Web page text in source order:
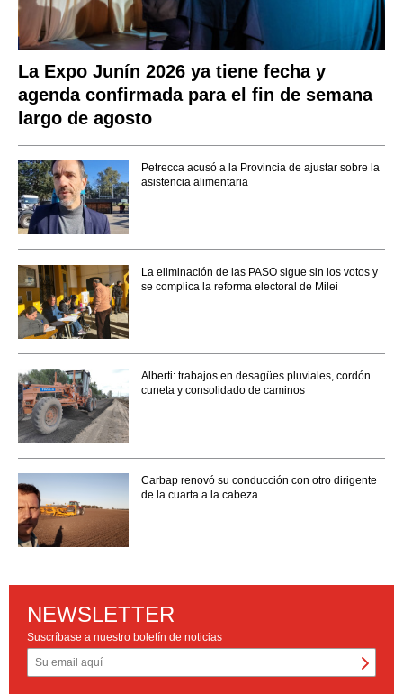
La Expo Junín 2026 ya tiene fecha y
agenda confirmada para el fin de semana
largo de agosto
Petrecca acusó a la Provincia de ajustar sobre la
asistencia alimentaria
La eliminación de las PASO sigue sin los votos y
se complica la reforma electoral de Milei
Alberti: trabajos en desagües pluviales, cordón
cuneta y consolidado de caminos
Carbap renovó su conducción con otro dirigente
de la cuarta a la cabeza
NEWSLETTER
Suscríbase a nuestro boletín de noticias